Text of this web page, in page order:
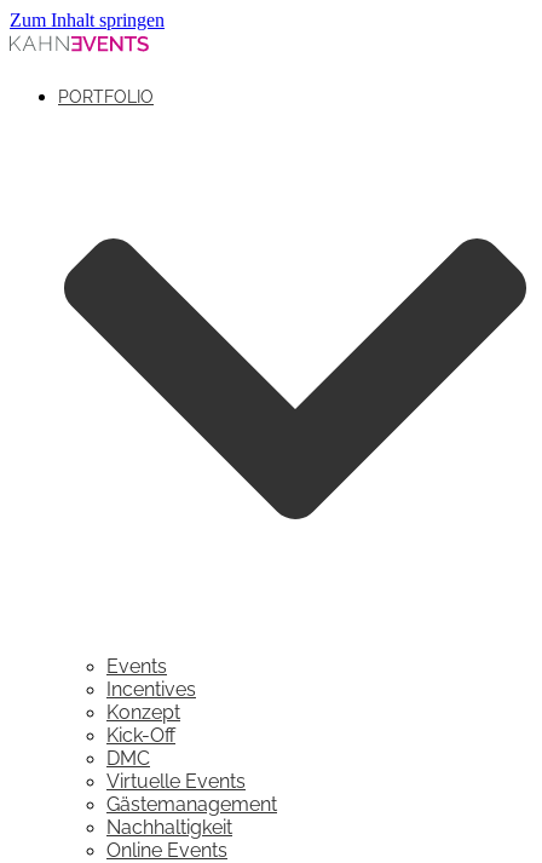
Zum Inhalt springen
PORTFOLIO
Events
Incentives
Konzept
Kick-Off
DMC
Virtuelle Events
Gästemanagement
Nachhaltigkeit
Online Events